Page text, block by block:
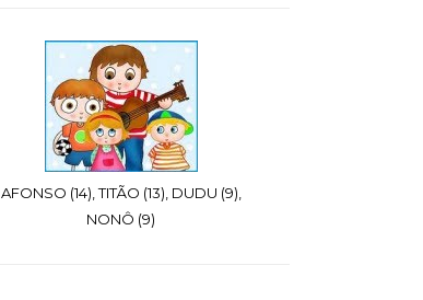
AFONSO (14), TITÃO (13), DUDU (9),
NONÔ (9)